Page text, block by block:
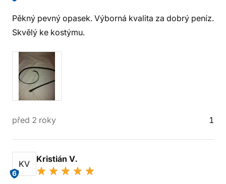
Pěkný pevný opasek. Výborná kvalita za dobrý peníz.
Skvělý ke kostýmu.
před 2 roky 1
KV
6
Kristián V.